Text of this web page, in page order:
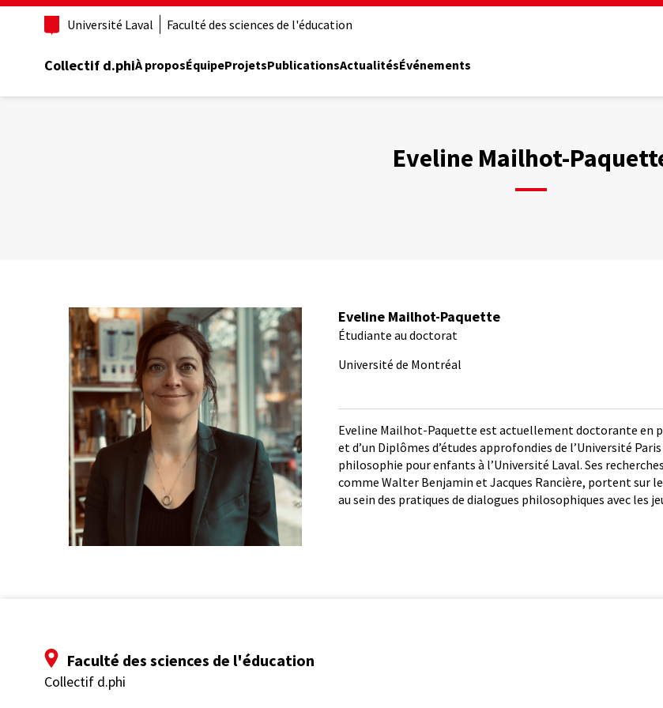
Aller
principal
Université Laval Faculté des sciences de l'éducation
Collectif d.phiÀ proposÉquipeProjetsPublicationsActualitésÉvénements
Eveline Mailhot-
Eveline Mailhot-Paquette
Étudiante au doctorat
Université de Montréal
Eveline Mailhot-Paquette est actuellement doctorante en
et d’un Diplômes d’études approfondies de l’Université
philosophie pour enfants à l’Université Laval. Ses
comme Walter Benjamin et Jacques Rancière, portent
au sein des pratiques de dialogues philosophiques avec les
Faculté des sciences de l'éducation
Collectif d.phi